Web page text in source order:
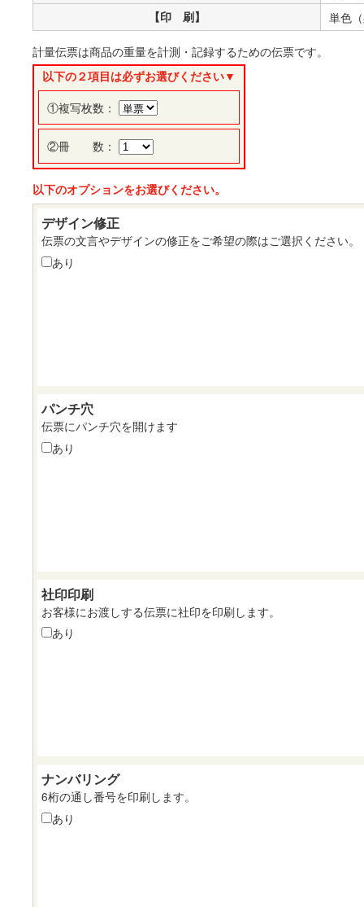
【印 刷】 単色
計量伝票は商品の重量を計測・記録するための伝票です。
以下の２項目は必ずお選びください▼
①複写枚数：
②冊 数：
以下のオプションをお選びください。
デザイン修正
伝票の文言やデザインの修正をご希望の際はご選択ください。
あり
パンチ穴
伝票にパンチ穴を開けます
あり
社印印刷
お客様にお渡しする伝票に社印を印刷します。
あり
ナンバリング
6桁の通し番号を印刷します。
あり